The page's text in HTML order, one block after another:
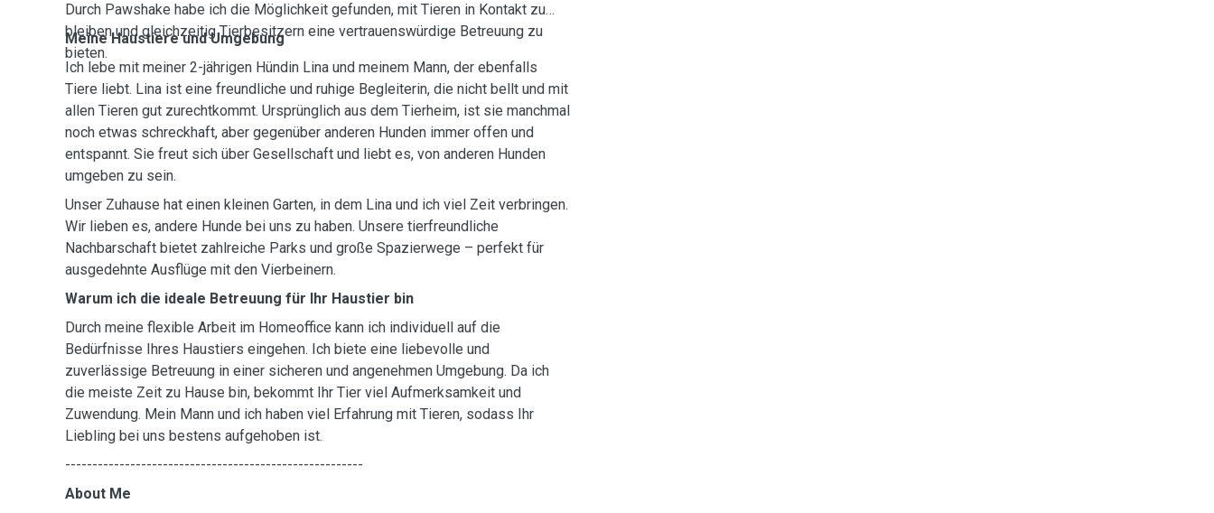
Durch Pawshake habe ich die Möglichkeit gefunden, mit Tieren in Kontakt zu
bleiben und gleichzeitig Tierbesitzern eine vertrauenswürdige Betreuung zu
bieten.
Meine Haustiere und Umgebung
Ich lebe mit meiner 2-jährigen Hündin Lina und meinem Mann, der ebenfalls
Tiere liebt. Lina ist eine freundliche und ruhige Begleiterin, die nicht bellt und mit
allen Tieren gut zurechtkommt. Ursprünglich aus dem Tierheim, ist sie manchmal
noch etwas schreckhaft, aber gegenüber anderen Hunden immer offen und
entspannt. Sie freut sich über Gesellschaft und liebt es, von anderen Hunden
umgeben zu sein.
Unser Zuhause hat einen kleinen Garten, in dem Lina und ich viel Zeit verbringen.
Wir lieben es, andere Hunde bei uns zu haben. Unsere tierfreundliche
Nachbarschaft bietet zahlreiche Parks und große Spazierwege – perfekt für
ausgedehnte Ausflüge mit den Vierbeinern.
Warum ich die ideale Betreuung für Ihr Haustier bin
Durch meine flexible Arbeit im Homeoffice kann ich individuell auf die
Bedürfnisse Ihres Haustiers eingehen. Ich biete eine liebevolle und
zuverlässige Betreuung in einer sicheren und angenehmen Umgebung. Da ich
die meiste Zeit zu Hause bin, bekommt Ihr Tier viel Aufmerksamkeit und
Zuwendung. Mein Mann und ich haben viel Erfahrung mit Tieren, sodass Ihr
Liebling bei uns bestens aufgehoben ist.
-------------------------------------------------------
About Me